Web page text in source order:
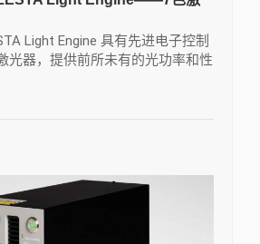
Light Engine 具有先进电子控制
光器，提供前所未有的光功率和性